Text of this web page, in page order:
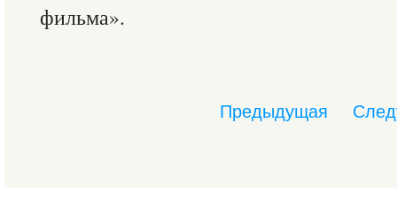
фильма».
Предыдущая